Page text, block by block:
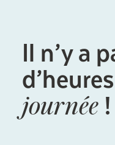
Il n’y a
journée!